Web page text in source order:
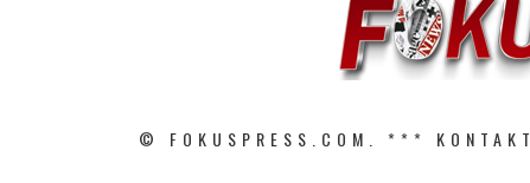
© FOKUSPRESS.COM. *** KONTAKT